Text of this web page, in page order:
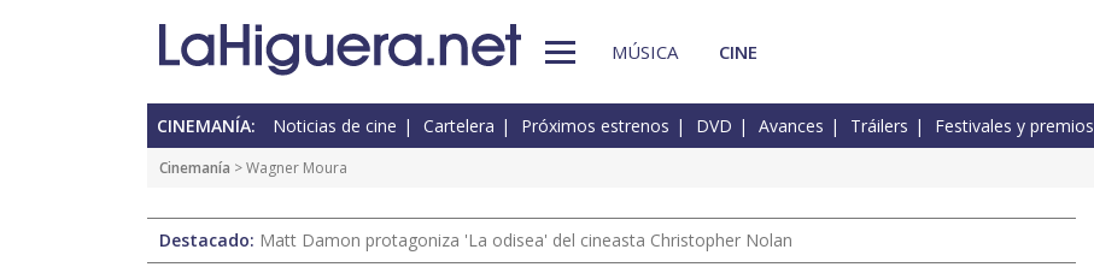
MÚSICA CINE
CINEMANÍA: Noticias de cine Cartelera Próximos estrenos DVD Avances Tráilers Festivales y premios
Cinemanía > Wagner Moura
Destacado: Matt Damon protagoniza 'La odisea' del cineasta Christopher Nolan